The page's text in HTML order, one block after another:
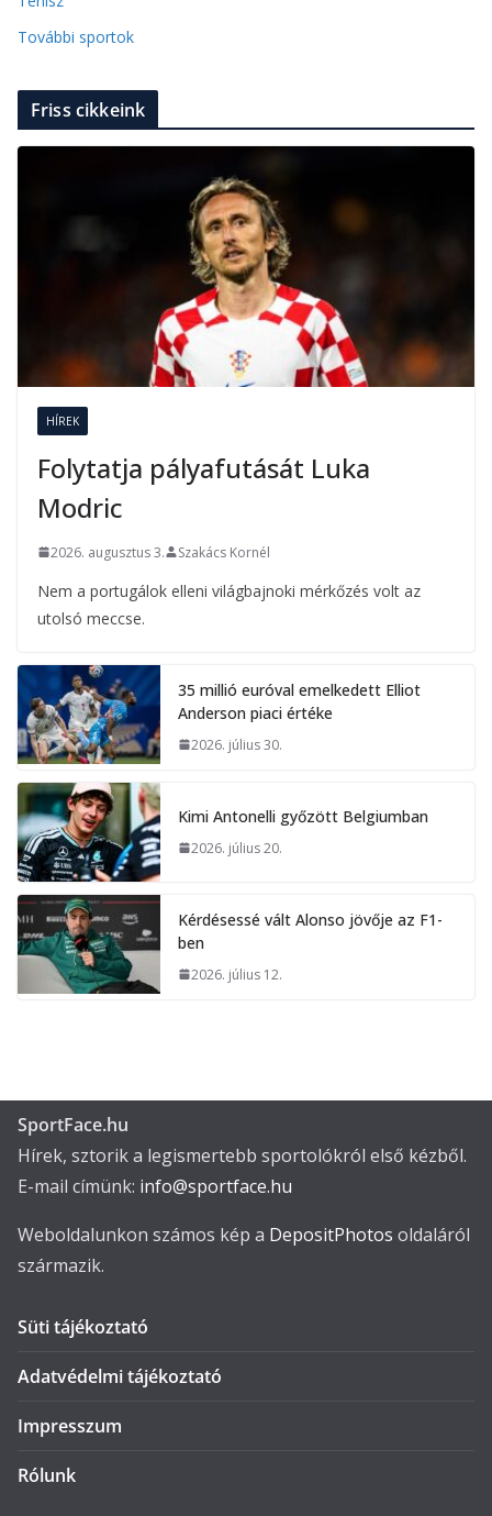
További sportok
Friss cikkeink
HÍREK
Folytatja pályafutását Luka
Modric
2026. augusztus 3. Szakács Kornél
Nem a portugálok elleni világbajnoki mérkőzés volt az
utolsó meccse.
35 millió euróval emelkedett Elliot
Anderson piaci értéke
2026. július 30.
Kimi Antonelli győzött Belgiumban
2026. július 20.
Kérdésessé vált Alonso jövője az F1-
ben
2026. július 12.
SportFace.hu
Hírek, sztorik a legismertebb sportolókról első kézből.
E-mail címünk: info@sportface.hu
Weboldalunkon számos kép a DepositPhotos oldaláról
származik.
Süti tájékoztató
Adatvédelmi tájékoztató
Impresszum
Rólunk